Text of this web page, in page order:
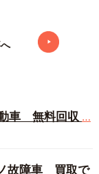
車 無料回収 …
故障車 買取で